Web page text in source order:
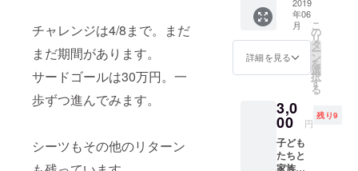
チャレンジは4/8まで。まだ
まだ期間があります。
サードゴールは30万円。一
歩ずつ進んでみます。
シーツもその他のリターン
開発し、
WEBショッ
プ「かえる
キッズのお
助け隊」で
います。
私自身も娘
も「自分の
意志で自分
※ERI＆
SAHO
のアー
トをポ
スト
カード
にして
します
(*^_^*)
年06
月
詳細を見る
こ
の
リ
タ
ー
ン
を
選
択
す
る
3,0
00 円
残り9
子ども
たちと
家族へ